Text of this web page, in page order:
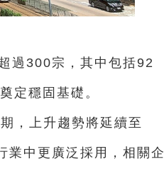
過300宗，其中包括92
定穩固基礎。
，上升趨勢將延續至
業中更廣泛採用，相關企